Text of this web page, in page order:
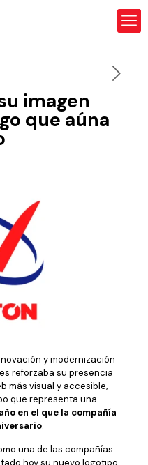
imagen
que aúna
y modernización
reforzaba su presencia
más visual y accesible,
que representa una
en el que la compañía
.
una de las compañías
hoy su nuevo logotipo,